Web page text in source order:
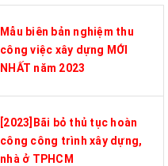
Mẫu biên bản nghiệm thu
công việc xây dựng MỚI
NHẤT năm 2023
[2023]Bãi bỏ thủ tục hoàn
công công trình xây dựng,
nhà ở TPHCM